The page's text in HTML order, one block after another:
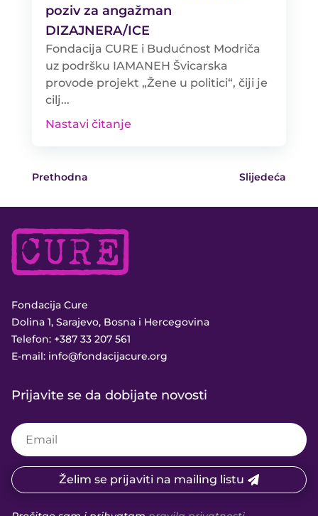
poziv za angažman
DIZAJNERA/ICE
Fondacija CURE i Budućnost Modriča
uz podršku IAMANEH Švicarska
provode projekt „Žene u politici“, čiji je
cilj...
Nastavi čitanje
Prethodna Slijedeća
Fondacija Cure
Dolina 1, Sarajevo, Bosna i Hercegovina
Telefon: +387 33 207 561
E-mail: info@fondacijacure.org
Prijavite se da dobijate novosti
Želim se prijaviti na mailing listu